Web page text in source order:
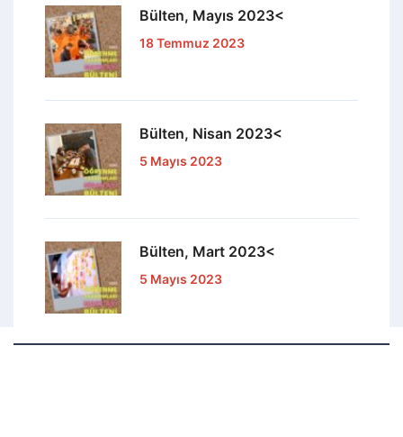
Bülten, Mayıs 2023<
18 Temmuz 2023
Bülten, Nisan 2023<
5 Mayıs 2023
Bülten, Mart 2023<
5 Mayıs 2023